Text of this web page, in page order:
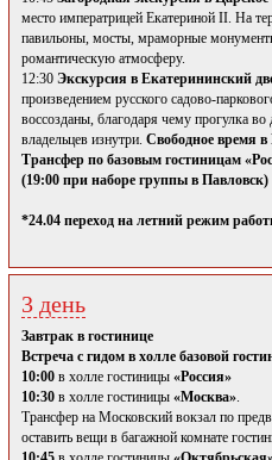
место императрицей Екатериной II. На
павильоны, мосты, мраморные
романтическую атмосферу.
12:30 Экскурсия в Екатерининский
произведением русского садово-
воссозданы, благодаря чему прогулка
владельцев изнутри. Свободное время в
Трансфер по базовым гостиницам
(19:00 при наборе группы в Павловск)
*24.04 переход на летний режим
3 день
Завтрак в гостинице
Встреча с гидом в холле базовой
10:00 в холле гостиницы «Россия»
10:30 в холле гостиницы «Москва».
Трансфер на Московский вокзал по
оставить вещи в багажной комнате